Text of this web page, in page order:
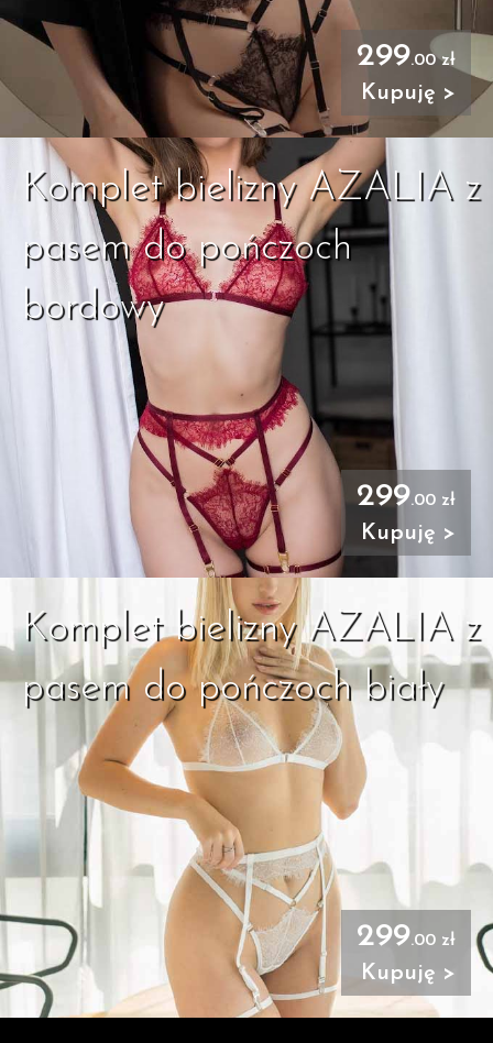
299.00 zł
Kupuję >
Komplet bielizny AZALIA z
pasem do pończoch
bordowy
299.00 zł
Kupuję >
Komplet bielizny AZALIA z
pasem do pończoch biały
299.00 zł
Kupuję >